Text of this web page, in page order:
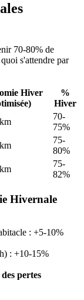
70-80% de
s'attendre par
Hiver
%
Hiver
70-
75%
75-
80%
75-
82%
Hivernale
: +5-10%
: +10-15%
pertes